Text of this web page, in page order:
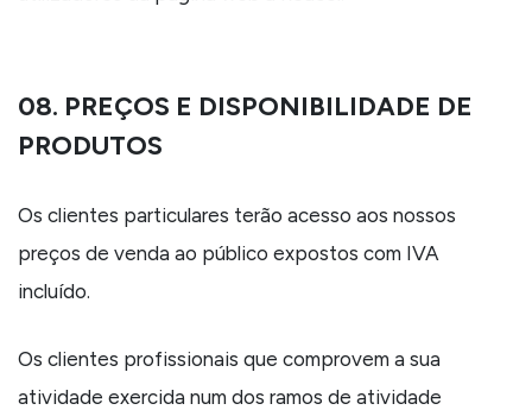
08. PREÇOS E DISPONIBILIDADE DE
PRODUTOS
Os clientes particulares terão acesso aos nossos
preços de venda ao público expostos com IVA
incluído.
Os clientes profissionais que comprovem a sua
atividade exercida num dos ramos de atividade